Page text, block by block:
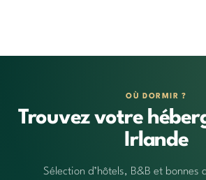
OÙ DORMIR ?
Trouvez votre
Irlande
Sélection d’hôtels, B&B et bonnes